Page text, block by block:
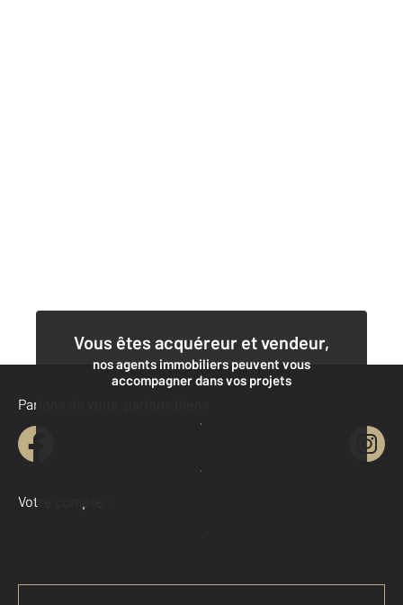
Vous êtes acquéreur et vendeur,
nos agents immobiliers peuvent vous
accompagner dans vos projets
Contacter l'agence
Demander une estimation
Parlons de vous, parlons biens
Votre compte :
Accéder à mon compte